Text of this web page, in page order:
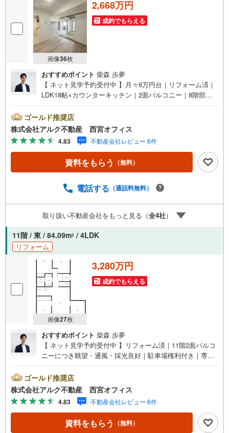
画像36枚
2,668万円
成約でもらえる
おすすめポイント 柴森 歩夢
【 ネット見学予約受付中 】月々6万円台｜リフォーム済｜
LDK18帖×カウンターキッチン｜2面バルコニー｜8階部分
ーム内容（2026年4月30完成）】＜水回り新規交換＞シス
テムキッチン/ユニットバス/洗面化粧台/トイレ＜内装＞ク
ロス貼替/CF施工/フロアタイル施工/畳表替/襖交換/TVイン
ターホン交換/ハウスクリーニングほか【 周辺環境 】小松
朝日保育所:徒歩8分（643m）小松小学校:徒歩6分（448m）
学文中学校:徒歩12分（974m）【 アルク不動産について 】
ております。掲載中の物件に限らず、阪神間エリアを中心
ご来店いただけます。住宅ローンに強く、事前審査のサポ
ートや金融機関のご提案、お客様一人ひとりに合わせた無
理のない資金計画のご提案までトータルでサポートいたし
ます。ローンに不安のある方もお気軽にご相談ください。
ゴールド推奨店
株式会社アルク不動産 西宮オフィス
4.83 不動産会社レビュー 6件
資料をもらう （無料）
電話する （通話料無料）
取り扱い不動産会社をもっと見る（全4社）
11階 / 東 / 84.09m2 / 4LDK
リフォーム
画像27枚
3,280万円
成約でもらえる
おすすめポイント 柴森 歩夢
【 ネット見学予約受付中 】リフォーム済｜11階2面バルコ
ニーにつき眺望・通風・採光良好｜駐車場権利付き｜専有
ム内容（2026年5月完成）】＜水回り＞システムキッチン/
ユニットバス/洗面化粧台＜内装＞クロス貼替/フローリング
貼替/建具新調【 周辺環境 】■小松小学校:徒歩6分（448
m）■学文中学校:徒歩12分（971m）■尼崎西高校:徒歩15分
（1161m）■生鮮＆業務スーパーボトルワールドOK西宮鳴
尾店:徒歩7分（591m）【 アルク不動産について 】当社はJ
ゴールド推奨店
株式会社アルク不動産 西宮オフィス
4.83 不動産会社レビュー 6件
資料をもらう （無料）